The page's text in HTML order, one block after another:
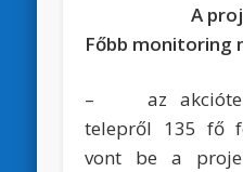
A
Főbb monitoring
– az
telepről 135 fő
vont be a